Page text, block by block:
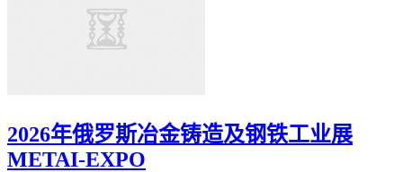
2026年俄罗斯冶金铸造及钢铁工业展
METAI-EXPO